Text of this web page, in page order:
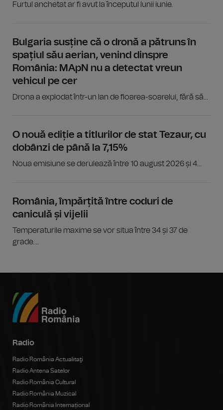
Furtul anchetat ar fi avut la începutul lunii iunie.
Bulgaria susține că o dronă a pătruns în
spațiul său aerian, venind dinspre
România: MApN nu a detectat vreun
vehicul pe cer
Drona a explodat într-un lan de floarea-soarelui, fără să...
O nouă ediție a titlurilor de stat Tezaur, cu
dobânzi de până la 7,15%
Noua emisiune se derulează între 10 august 2026 și 4...
România, împărțită între coduri de
caniculă și vijelii
Temperaturile maxime se vor situa între 34 și 37 de
grade....
Radio
Radio România Actualitaţi
Radio Antena Satelor
Radio România Cultural
Radio România Muzical
Radio România Internațional